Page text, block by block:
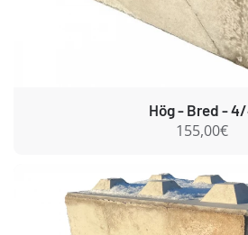
Hög - Bred -
155,00€